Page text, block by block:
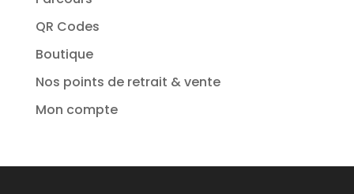
QR Codes
Boutique
Nos points de retrait & vente
Mon compte